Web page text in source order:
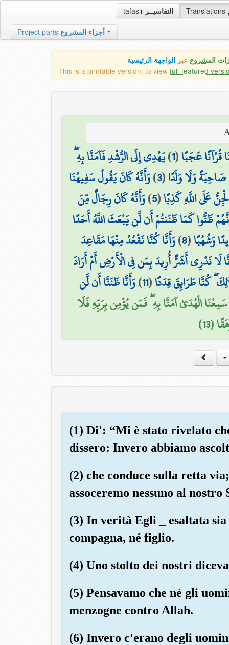
tafasir التفاسيــر Translations
Project parts أجزاء المشروع
المشروع عبر الواجهة الرئيسية
This is a printable version, to view full-featured
قُرْآنًا عَجَبًا(
1
)يَهْدِي إِلَى الرُّشْدِ فَآمَنَّا بِهِ ۖ
وَلَا وَلَدًا(
3
)وَأَنَّهُ كَانَ يَقُولُ سَفِيهُنَا
عَلَى اللَّهِ كَذِبًا(
5
)وَأَنَّهُ كَانَ رِجَالٌ مِّنَ
ظَنُّوا كَمَا ظَنَنتُمْ أَن لَّن يَبْعَثَ اللَّهُ أَحَدًا
وَشُهُبًا(
8
)وَأَنَّا كُنَّا نَقْعُدُ مِنْهَا مَقَاعِدَ
لَا نَدْرِي أَشَرٌّ أُرِيدَ بِمَن فِي الْأَرْضِ أَمْ أَرَادَ
كُنَّا طَرَائِقَ قِدَدًا(
11
)وَأَنَّا ظَنَنَّا أَن لَّن
سَمِعْنَا الْهُدَىٰ آمَنَّا بِهِ ۖ فَمَن يُؤْمِن بِرَبِّهِ فَلَا
(13)
(1) Di': “Mi è stato rivelato
dissero: Invero abbiamo
(2) che conduce sulla retta
assoceremo nessuno al nostro
(3) In verità Egli _ esaltata sia
compagna, né figlio.
(4) Uno stolto dei nostri
(5) Pensavamo che né gli
menzogne contro Allah.
(6) Invero c'erano degli